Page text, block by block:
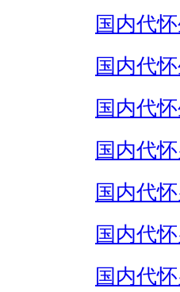
国内代
国内代
国内代
国内代
国内代
国内代
国内代